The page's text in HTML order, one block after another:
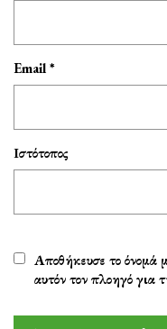
Email*
Ιστότοπος
Αποθήκευσε το όνομά
αυτόν τον πλοηγό για